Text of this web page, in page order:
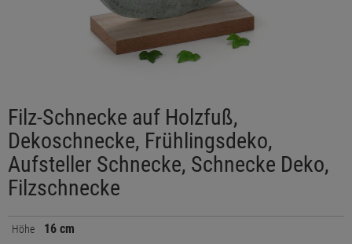
Filz-Schnecke auf Holzfuß,
Dekoschnecke, Frühlingsdeko,
Aufsteller Schnecke, Schnecke Deko,
Filzschnecke
Höhe 16 cm